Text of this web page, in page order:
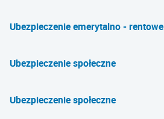
Ubezpieczenie emerytalno - rentowe
Ubezpieczenie społeczne
Ubezpieczenie społeczne